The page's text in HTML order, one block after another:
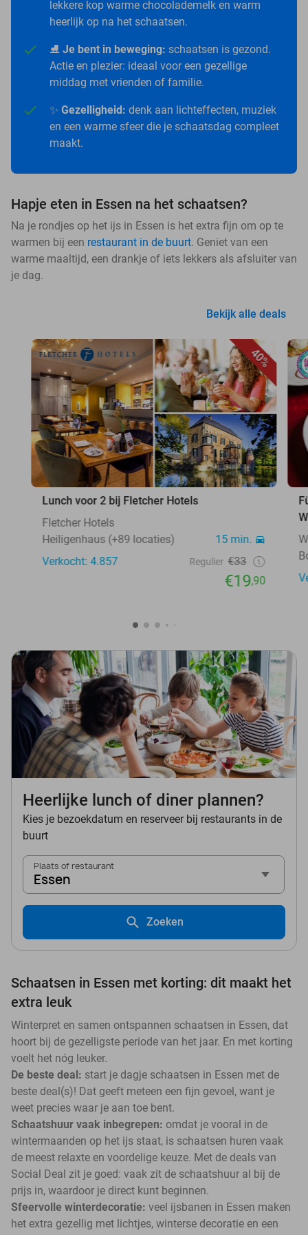
lekkere kop warme chocolademelk en warm
heerlijk op na het schaatsen.
⛸️ Je bent in beweging: schaatsen is gezond.
Actie en plezier: ideaal voor een gezellige
middag met vrienden of familie.
✨ Gezelligheid: denk aan lichteffecten, muziek
en een warme sfeer die je schaatsdag compleet
maakt.
Hapje eten in Essen na het schaatsen?
Na je rondjes op het ijs in Essen is het extra fijn om op te
warmen bij een restaurant in de buurt. Geniet van een
warme maaltijd, een drankje of iets lekkers als afsluiter van
je dag.
Bekijk alle deals
40%
Lunch voor 2 bij Fletcher Hotels
Fletcher Hotels
Heiligenhaus (+89 locaties)
15 min.
Verkocht: 4.857
Regulier €33
€19,90
Heerlijke lunch of diner plannen?
Kies je bezoekdatum en reserveer bij restaurants in de
buurt
Plaats of restaurant
Essen
Zoeken
Schaatsen in Essen met korting: dit maakt het
extra leuk
Winterpret en samen ontspannen schaatsen in Essen, dat
hoort bij de gezelligste periode van het jaar. En met korting
voelt het nóg leuker.
De beste deal: start je dagje schaatsen in Essen met de
beste deal(s)! Dat geeft meteen een fijn gevoel, want je
weet precies waar je aan toe bent.
Schaatshuur vaak inbegrepen: omdat je vooral in de
wintermaanden op het ijs staat, is schaatsen huren vaak
de meest relaxte en voordelige keuze. Met de deals van
Social Deal zit je goed: vaak zit de schaatshuur al bij de
prijs in, waardoor je direct kunt beginnen.
Sfeervolle winterdecoratie: veel ijsbanen in Essen maken
het extra gezellig met lichtjes, winterse decoratie en een